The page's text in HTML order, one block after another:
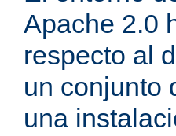
Apache 2.0
respecto al
un conjunto
una